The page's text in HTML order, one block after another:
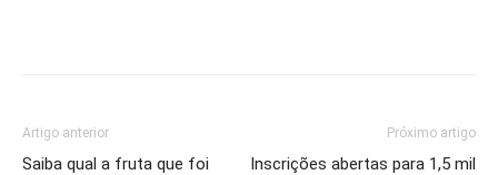
Artigo anterior
Saiba qual a fruta que foi
Próximo artigo
Inscrições abertas para 1,5 mil